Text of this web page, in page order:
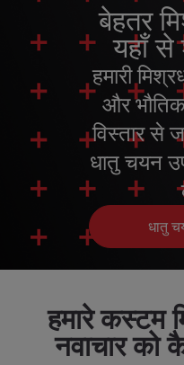
बेहतर
यहाँ से
हमारी
और
विस्तार से
धातु चयन
धातु
हमारे कस्टम
नवाचार को